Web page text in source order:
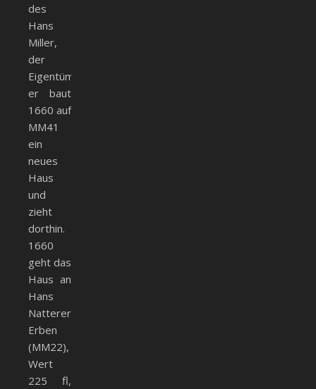
des
Hans
Miller,
der
Eigentümer
er baut
1660 auf
MM41
ein
neues
Haus
und
zieht
dorthin.
1660
geht das
Haus an
Hans
Natterers
Erben
(MM22),
Wert
225 fl,